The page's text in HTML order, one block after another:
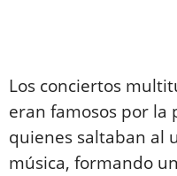
Los conciertos
eran famosos por la
quienes saltaban al
música, formando